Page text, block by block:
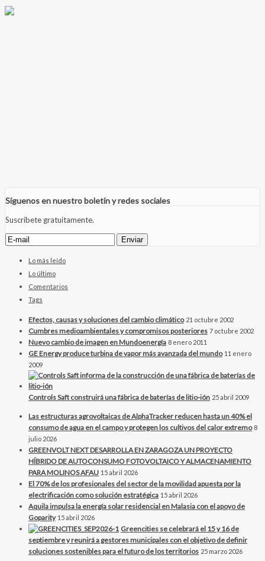
Síguenos en nuestro boletín y redes sociales
Suscríbete gratuitamente.
Lo más leído
Lo último
Comentarios
Tags
Efectos, causas y soluciones del cambio climático 21 octubre 2002
Cumbres medioambientales y compromisos posteriores 7 octubre 2002
Nuevo cambio de imagen en Mundoenergía 8 enero 2011
GE Energy produce turbina de vapor más avanzada del mundo 11 enero
2009
Controls Saft construirá una fábrica de baterías de litio-ión 25 abril 2009
Las estructuras agrovoltaicas de AlphaTracker reducen hasta un 40% el
consumo de agua en el campo y protegen los cultivos del calor extremo 8
julio 2026
GREENVOLT NEXT DESARROLLA EN ZARAGOZA UN PROYECTO
HÍBRIDO DE AUTOCONSUMO FOTOVOLTAICO Y ALMACENAMIENTO
PARA MOLINOS AFAU 15 abril 2026
El 70% de los profesionales del sector de la movilidad apuesta por la
electrificación como solución estratégica 15 abril 2026
Aquila impulsa la energía solar residencial en Malasia con el apoyo de
Goparity 15 abril 2026
Greencities se celebrará el 15 y 16 de
septiembre y reunirá a gestores municipales con el objetivo de definir
soluciones sostenibles para el futuro de los territorios 25 marzo 2026